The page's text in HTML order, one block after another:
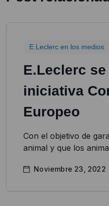
E.Leclerc en los medios
E.Leclerc
iniciativa
Europeo
Con el objetivo de
animal y que los
Noviembre 23, 2022